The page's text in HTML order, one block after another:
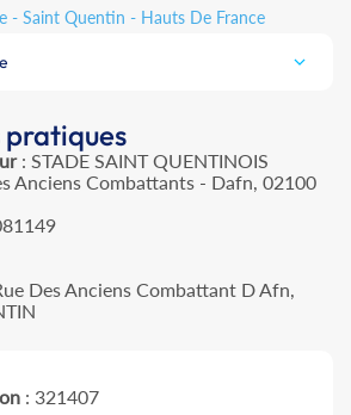
- Saint Quentin - Hauts De France
: STADE SAINT QUENTINOIS
Anciens Combattants - Dafn, 02100
Des Anciens Combattant D Afn,
: 321407